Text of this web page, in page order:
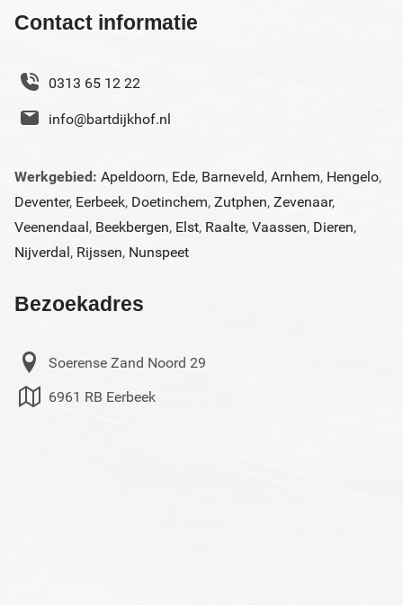
Contact informatie
0313 65 12 22
info@bartdijkhof.nl
Werkgebied: Apeldoorn, Ede, Barneveld,Arnhem, Hengelo,
Deventer, Eerbeek, Doetinchem,Zutphen,Zevenaar,
Veenendaal, Beekbergen, Elst, Raalte,Vaassen, Dieren,
Nijverdal, Rijssen, Nunspeet
Bezoekadres
Soerense Zand Noord 29
6961 RB Eerbeek